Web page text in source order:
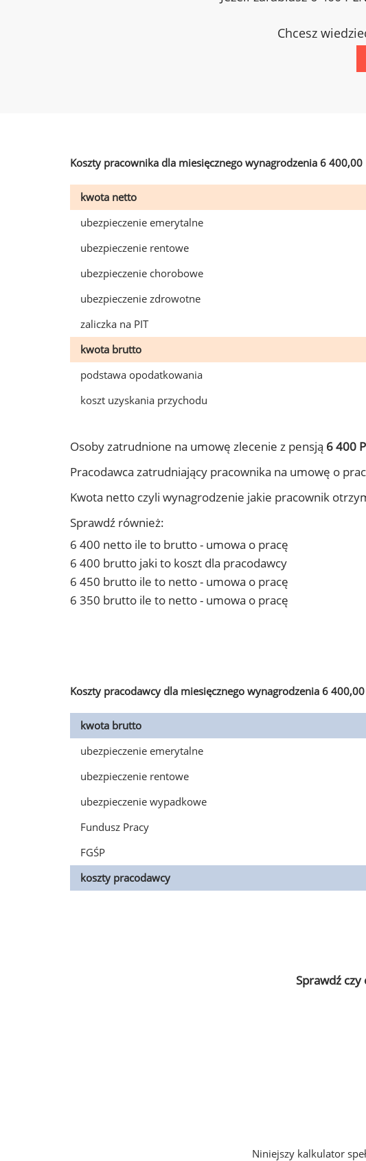
Chcesz
Koszty pracownika dla miesięcznego wynagrodzenia 6
kwota netto
ubezpieczenie emerytalne
ubezpieczenie rentowe
ubezpieczenie chorobowe
ubezpieczenie zdrowotne
zaliczka na PIT
kwota brutto
podstawa opodatkowania
koszt uzyskania przychodu
Osoby zatrudnione na umowę zlecenie z pensją 6 400
Pracodawca zatrudniający pracownika na umowę o
Kwota netto czyli wynagrodzenie jakie pracownik
Sprawdź również:
6 400 netto ile to brutto - umowa o pracę
6 400 brutto jaki to koszt dla pracodawcy
6 450 brutto ile to netto - umowa o pracę
6 350 brutto ile to netto - umowa o pracę
Koszty pracodawcy dla miesięcznego wynagrodzenia 6
kwota brutto
ubezpieczenie emerytalne
ubezpieczenie rentowe
ubezpieczenie wypadkowe
Fundusz Pracy
FGŚP
koszty pracodawcy
Sprawdź
Niniejszy kalkulator